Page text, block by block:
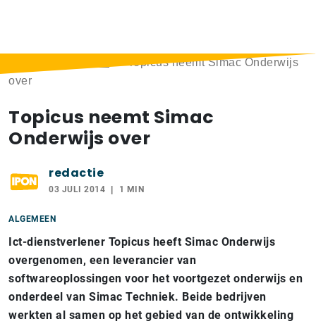
Topicus neemt Simac Onderwijs
over
Topicus neemt Simac
Onderwijs over
redactie
03 JULI 2014 1 MIN
ALGEMEEN
Ict-dienstverlener Topicus heeft Simac Onderwijs
overgenomen, een leverancier van
softwareoplossingen voor het voortgezet onderwijs en
onderdeel van Simac Techniek. Beide bedrijven
werkten al samen op het gebied van de ontwikkeling